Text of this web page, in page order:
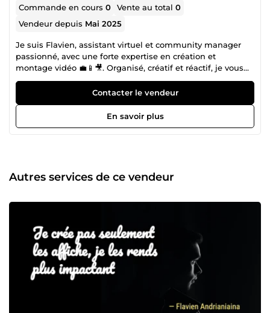
Commande en cours0 Vente au total0
Vendeur depuis Mai 2025
Je suis Flavien, assistant virtuel et community manager
passionné, avec une forte expertise en création et
montage vidéo 💼📱🎥. Organisé, créatif et réactif, je vous
accompagne dans la gestion de vos tâches administratives
ainsi que dans le développement et l’animation de votre
communauté en ligne. 💼 En tant qu’assistant virtuel, je
vous aide à : ✔️ Gérer vos e-mails et agendas ✔️ Organiser
vos documents et tâches administratives ✔️ Assurer un
audience. 🎬 En vidéo, je réalise des montages
dynamiques, adaptés à vos besoins : ✔️ Vidéos
soigné, professionnel et livré dans les délais. Vous
cherchez un assistant polyvalent, capable de gérer votre
organisation et d’animer votre présence digitale ? Je suis
prêt à vous accompagner. Contactez-moi dès maintenant
📩🚀
Contacter le vendeur
En savoir plus
Autres services de ce vendeur